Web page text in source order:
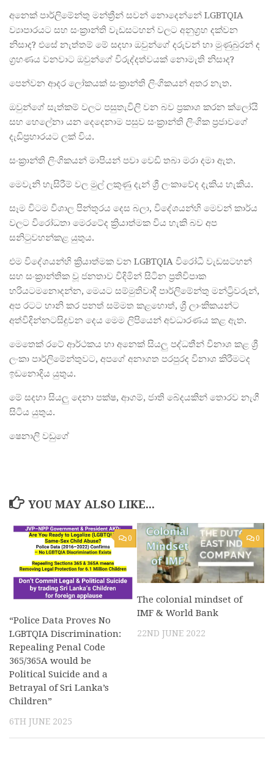
අනෙක් පාර්ලිමේන්තු මන්ත්‍රීන් සවන් නොදෙන්නේ LGBTQIA
ව්‍යාපාරයට සහ සංක්‍රාන්ති වැඩසටහන් වලට අනුග්‍රහ දක්වන
නිසාද? එසේ නැත්තම් මේ සදහා ඔවුන්ගේ දරුවන් හා මුණුබුරන් ද
ග්‍රහණය වනවාට ඔවුන්ගේ විරුද්දත්වයක් නොමැති නිසාද?
පෙන්වන ආදර ලෝකයක් සංක්‍රාන්ති ලිංගිකයන් අතර නැත.
ඔවුන්ගේ සැත්කම් වලට පසුතැවිලි වන බව ප්‍රකාශ කරන ක්ලෝයි
සහ හෙලේනා යන දෙදෙනාම පසුව සංක්‍රාන්ති ලිංගික ප්‍රජාවගේ
දැඩිප්‍රහාරයට ලක් විය.
සංක්‍රාන්ති ලිංගිකයන් මාපියන් පවා වෙඩි තබා මරා දමා ඇත.
මෙවැනි හැසිරීම් වල මුල් ලකුණු දැන් ශ්‍රී ලංකාවේද දැකිය හැකිය.
සෑම විටම විශාල පින්තූරය දෙස බලා, විදේශයන්හි මෙවන් කාර්ය
වලට විරෝධතා මෙරටේද ක්‍රියාත්මක විය හැකි බව අප
සනිටුවහන්කළ යුතුය.
එම විදේශයන්හි ක්‍රියාත්මක වන LGBTQIA විරෝධී වැඩසටහන්
සහ සංක්‍රාන්තික වූ ජනතාව විදිමින් සිටින ප්‍රතිවිපාක
හරියටමනොදන්න, මෙයට සම්මුතිවාදී පාර්ලිමේන්තු මන්ට්‍රිවරුන්,
අප රටට හානි කර පනත් සම්මත කළහොත්, ශ්‍රී ලාංකිකයන්ට
අත්විදින්නටසිදුවන දෙය මෙම ලිපියෙන් අවධාරණය කළ ඇත.
මෙතෙක් රටේ ආර්ථකය හා අනෙක් සියලු පද්ධතීන් විනාශ කළ ශ්‍රී
ලංකා පාර්ලිමේන්තුවට, අපගේ අනාගත පරපුරද විනාශ කිරීමටද
ඉඩනොදිය යුතුය.
මේ සදහා සියලු දෙනා පක්ෂ, ආගම්, ජාති බේදයකින් තොරව නැගී
සිටිය යුතුය.
ෂෙනාලි වඩුගේ
YOU MAY ALSO LIKE...
0
“Police Data Proves No
LGBTQIA Discrimination:
Repealing Penal Code
365/365A would be
Political Suicide and a
Betrayal of Sri Lanka’s
Children”
6TH JUNE 2025
0
The colonial mindset of
IMF & World Bank
22ND JUNE 2022